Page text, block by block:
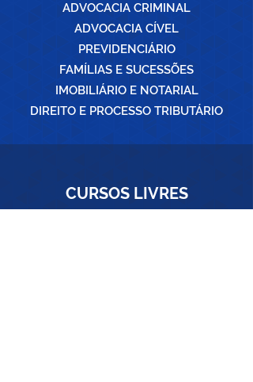
ADVOCACIA CRIMINAL
ADVOCACIA CÍVEL
PREVIDENCIÁRIO
FAMÍLIAS E SUCESSÕES
IMOBILIÁRIO E NOTARIAL
DIREITO E PROCESSO TRIBUTÁRIO
CURSOS LIVRES